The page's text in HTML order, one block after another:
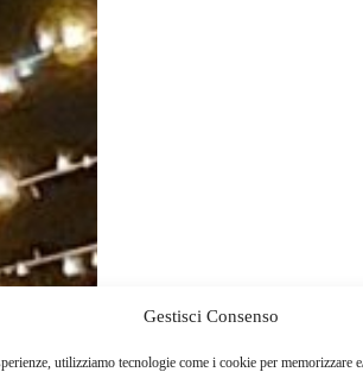
Gestisci Consenso
utilizziamo tecnologie come i cookie per memorizzare